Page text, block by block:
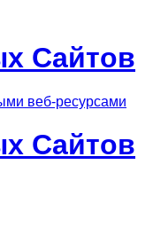
Сайтов
веб-ресурсами
Сайтов